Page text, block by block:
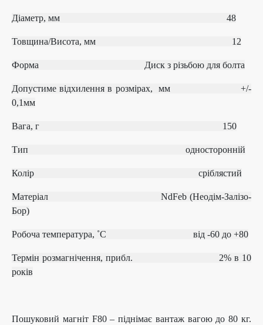
Діаметр, мм 48
Товщина/Висота, мм 12
Форма Диск з різьбою для болта
Допустиме відхилення в розмірах, мм
+/‐
0,1мм
Вага, г 150
Тип односторонній
Колір сріблястий
Матеріал
NdFeb (Неодім-Залізо-
Бор)
Робоча температура, ˚С від ‐60 до +80
Термін розмагнічення, прибл.
2% в 10
років
Пошуковий магніт F80 – піднімає вантаж вагою до 80 кг.